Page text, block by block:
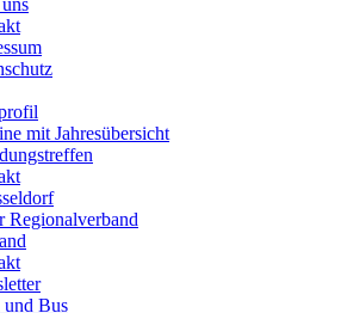
mit Jahresübersicht
Regionalverband
und Bus